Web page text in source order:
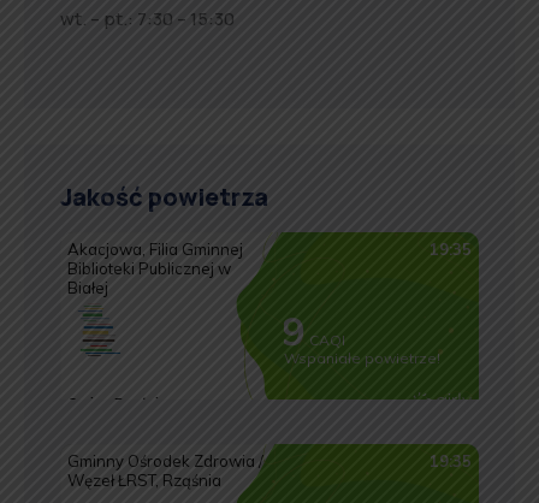
wt. – pt.: 7:30 – 15:30
Jakość powietrza